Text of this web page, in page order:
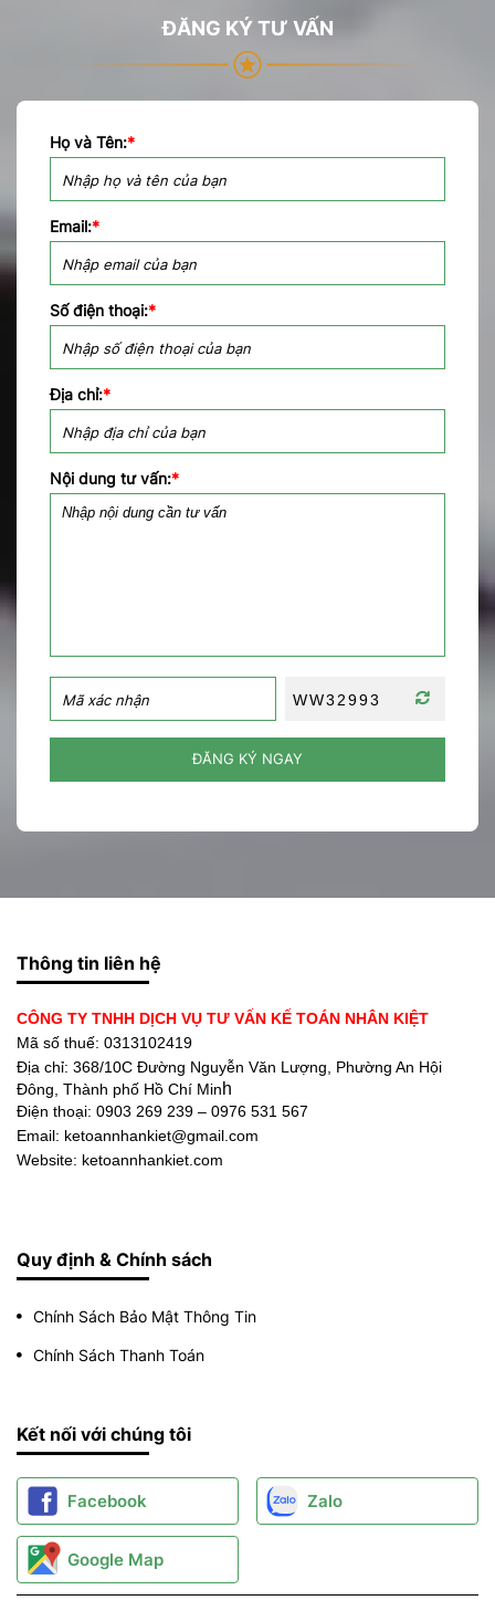
ĐĂNG KÝ TƯ VẤN
Họ và Tên:*
Email:*
Số điện thoại:*
Địa chỉ:*
Nội dung tư vấn:*
ĐĂNG KÝ NGAY
Thông tin liên hệ
CÔNG TY TNHH DỊCH VỤ TƯ VẤN KẾ TOÁN NHÂN KIỆT
Mã số thuế: 0313102419
Địa chỉ: 368/10C Đường Nguyễn Văn Lượng, Phường An Hội
Đông, Thành phố Hồ Chí Minh
Điện thoại: 0903 269 239 – 0976 531 567
Email: ketoannhankiet@gmail.com
Website: ketoannhankiet.com
Quy định & Chính sách
Chính Sách Bảo Mật Thông Tin
Chính Sách Thanh Toán
Kết nối với chúng tôi
Facebook Zalo
Google Map